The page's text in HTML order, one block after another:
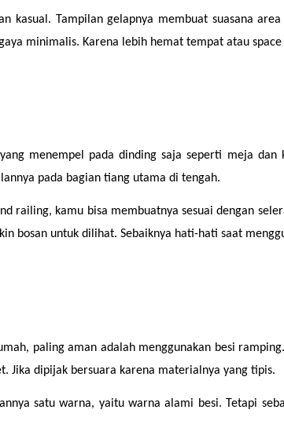
kasual. Tampilan gelapnya membuat suasana
minimalis. Karena lebih hemat tempat atau space
menempel pada dinding saja seperti meja
pada bagian tiang utama di tengah.
railing, kamu bisa membuatnya sesuai dengan
bosan untuk dilihat. Sebaiknya hati-hati saat
paling aman adalah menggunakan besi
Jika dipijak bersuara karena materialnya yang tipis.
satu warna, yaitu warna alami besi. Tetapi